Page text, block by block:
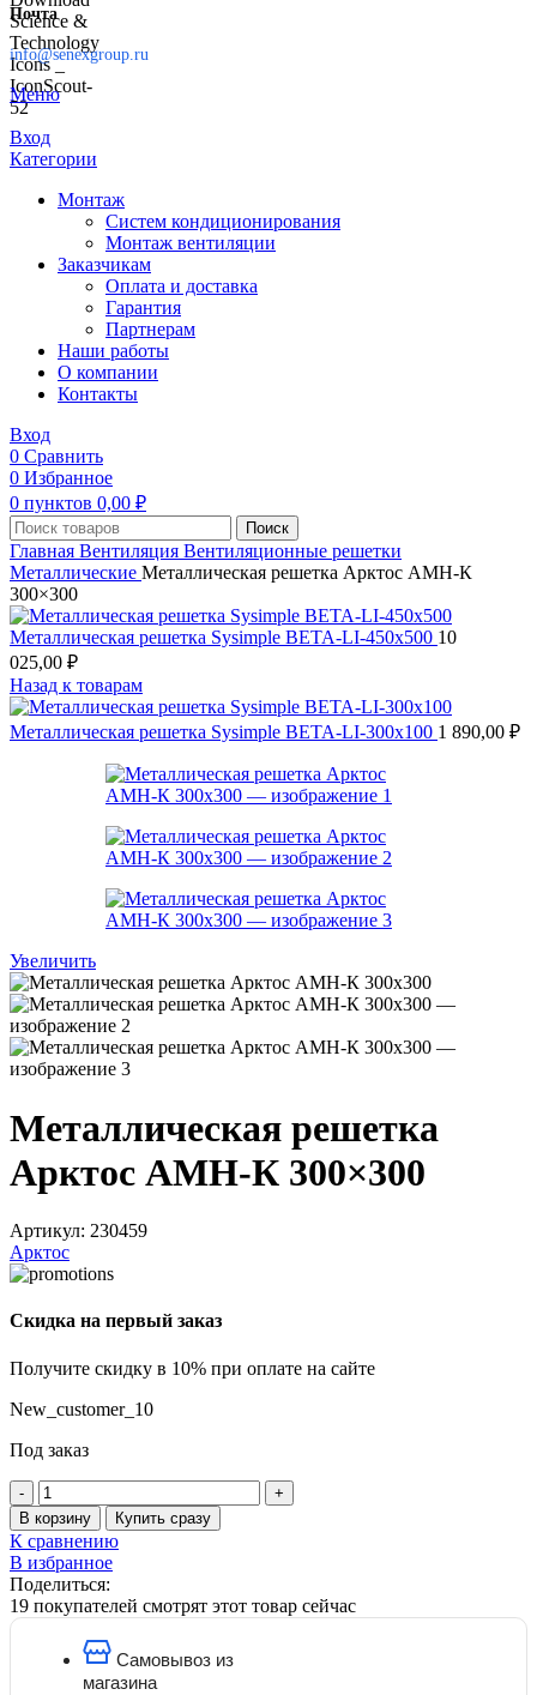
Почта
info@senexgroup.ru
Меню
Вход
Категории
Монтаж
Систем кондиционирования
Монтаж вентиляции
Заказчикам
Оплата и доставка
Гарантия
Партнерам
Наши работы
О компании
Контакты
Вход
0 Сравнить
0 Избранное
0 пунктов 0,00 ₽
Поиск
Главная Вентиляция Вентиляционные решетки
Металлические Металлическая решетка Арктос АМН-К
300×300
Металлическая решетка Sysimple BETA-LI-450х500 10
025,00 ₽
Назад к товарам
Металлическая решетка Sysimple BETA-LI-300х100 1 890,00 ₽
Увеличить
Металлическая решетка
Арктос АМН-К 300×300
Артикул: 230459
Арктос
Скидка на первый заказ
Получите скидку в 10% при оплате на сайте
New_customer_10
Под заказ
Количество
товара
Металлическая
решетка
Арктос
АМН-
К
300x300
В корзину Купить сразу
К сравнению
В избранное
Поделиться:
19 покупателей смотрят этот товар сейчас
Самовывоз из
магазина